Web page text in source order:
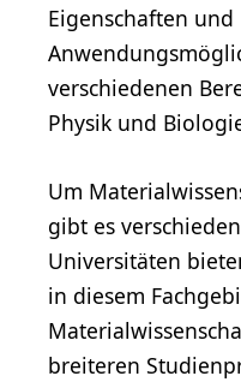
Eigenschaften und
verschiedenen
Physik und
Um
gibt es
Universitäten
in diesem
breiteren